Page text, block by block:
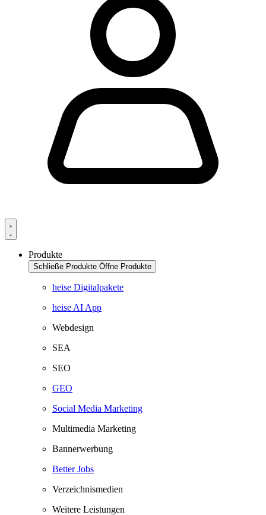
Produkte
Schließe Produkte Öffne Produkte
heise Digitalpakete
heise AI App
Webdesign
SEA
SEO
GEO
Social Media Marketing
Multimedia Marketing
Bannerwerbung
Better Jobs
Verzeichnismedien
Weitere Leistungen